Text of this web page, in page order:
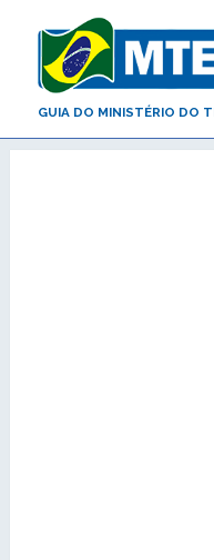
GUIA DO MINISTÉRIO DO